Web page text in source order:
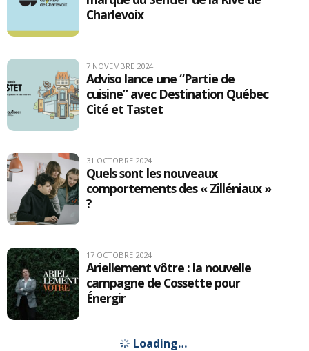
Charlevoix
7 NOVEMBRE 2024
Adviso lance une “Partie de
cuisine” avec Destination Québec
Cité et Tastet
31 OCTOBRE 2024
Quels sont les nouveaux
comportements des « Zilléniaux »
?
17 OCTOBRE 2024
Ariellement vôtre : la nouvelle
campagne de Cossette pour
Énergir